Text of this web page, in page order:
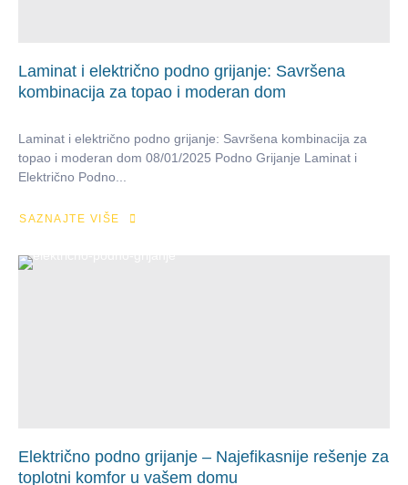
Laminat i električno podno grijanje: Savršena
kombinacija za topao i moderan dom
Laminat i električno podno grijanje: Savršena kombinacija za
topao i moderan dom 08/01/2025 Podno Grijanje Laminat i
Električno Podno...
SAZNAJTE VIŠE
Električno podno grijanje – Najefikasnije rešenje za
toplotni komfor u vašem domu